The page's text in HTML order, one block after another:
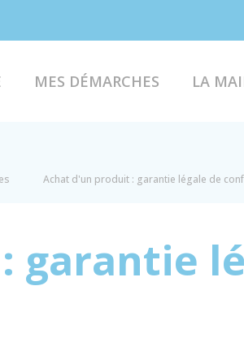
MES DÉMARCHES LA
Achat d'un produit : garantie légale de
garantie